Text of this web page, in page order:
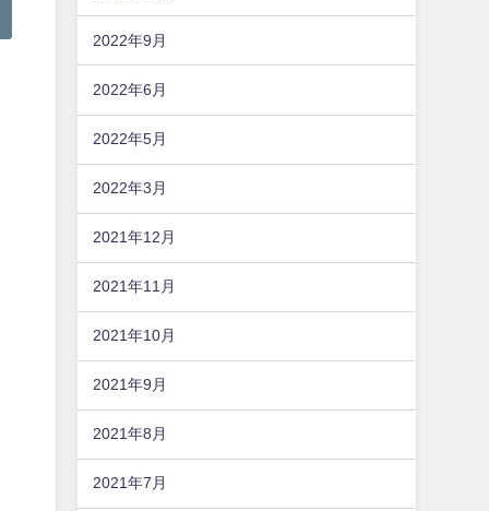
2022年9月
2022年6月
2022年5月
2022年3月
2021年12月
2021年11月
2021年10月
2021年9月
2021年8月
2021年7月